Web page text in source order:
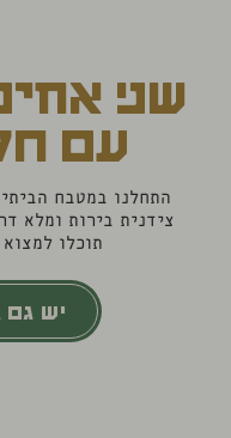
שני
עם
התחלנו במטבח
צידנית בירות ומלא
תוכלו
יש גם